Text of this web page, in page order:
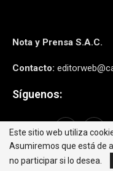
Nota y Prensa S.A.C.
Contacto:
Síguenos:
Este sitio web utiliza
Asumiremos que está de
no participar si lo desea.